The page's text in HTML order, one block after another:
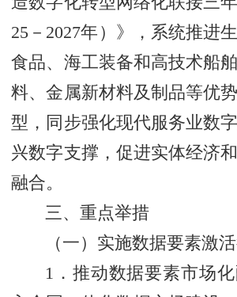
25－2027年）》，系统推进
食品、海工装备和高技术船
料、金属新材料及制品等优
型，同步强化现代服务业数
兴数字支撑，促进实体经济
融合。
三、重点举措
（一）实施数据要素激
1．推动数据要素市场